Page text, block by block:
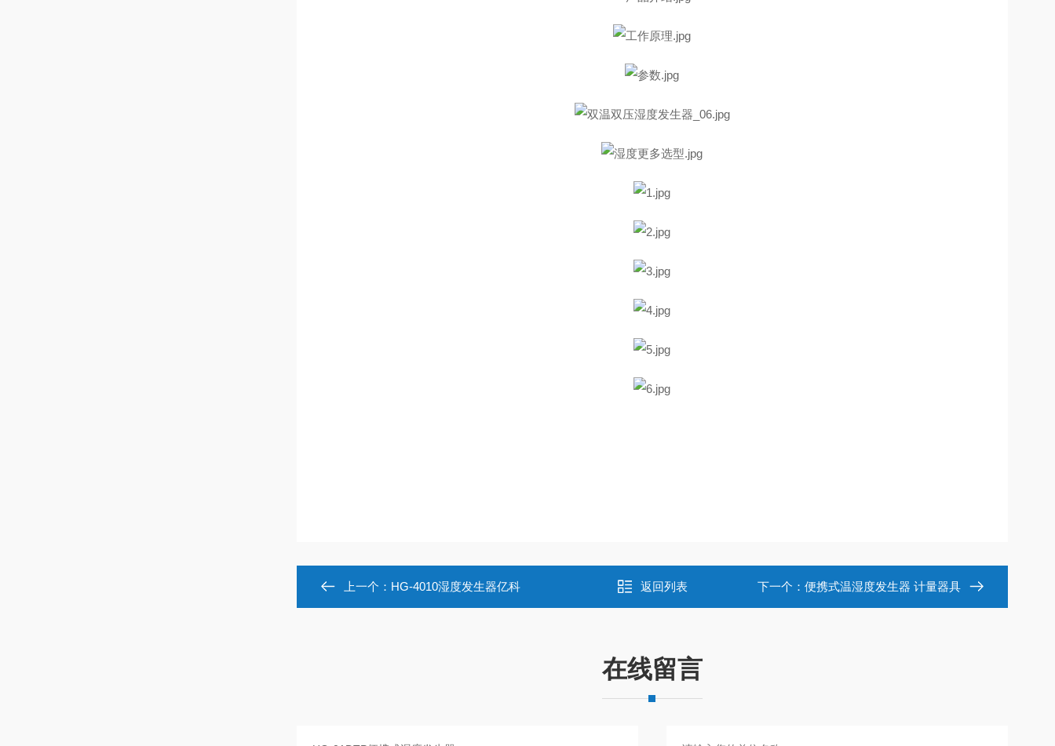
上一个： HG-4010湿度发生器亿科 返回列表 下一个： 便携式温湿度发生器 计量器具
在线留言